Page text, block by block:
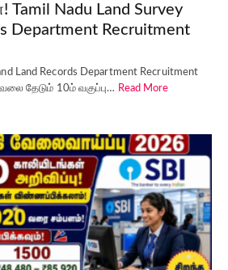
Nadu Land Survey
Department Recruitment
Land Records Department Recruitment
தேடும் 10ம் வகுப்பு… Read More